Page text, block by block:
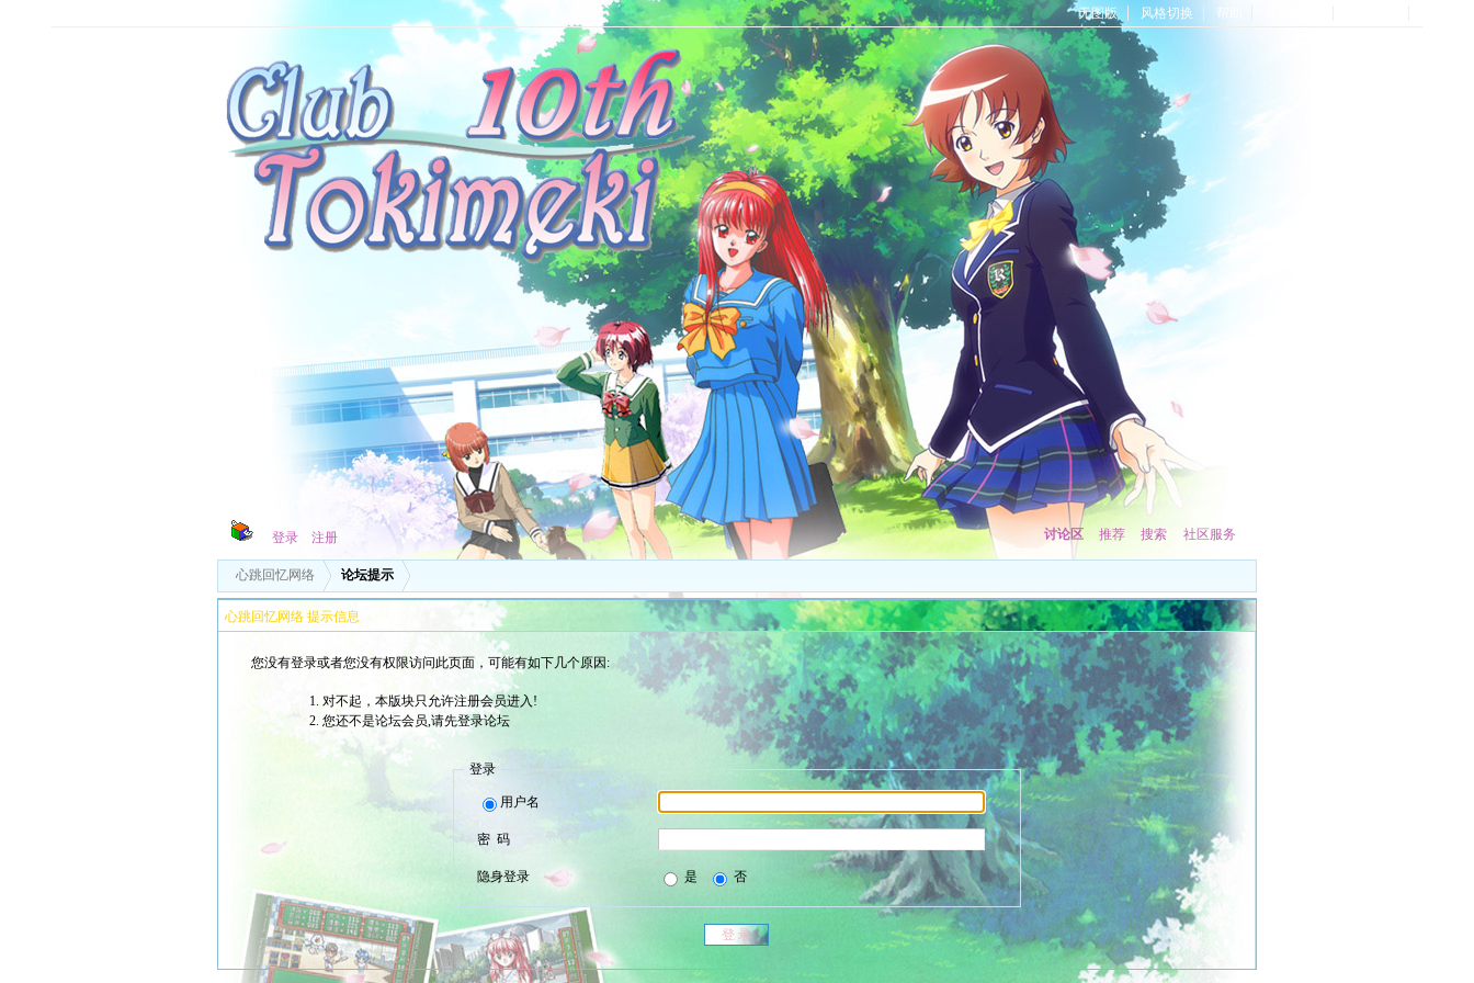
无图版 风格切换 帮助
登录 注册 讨论区 推荐 搜索 社区服务
心跳回忆网络 论坛提示
心跳回忆网络 提示信息
您没有登录或者您没有权限访问此页面，可能有如下几个原因:
对不起，本版块只允许注册会员进入!
您还不是论坛会员,请先登录论坛
登录
用户名
密 码
隐身登录 是 否